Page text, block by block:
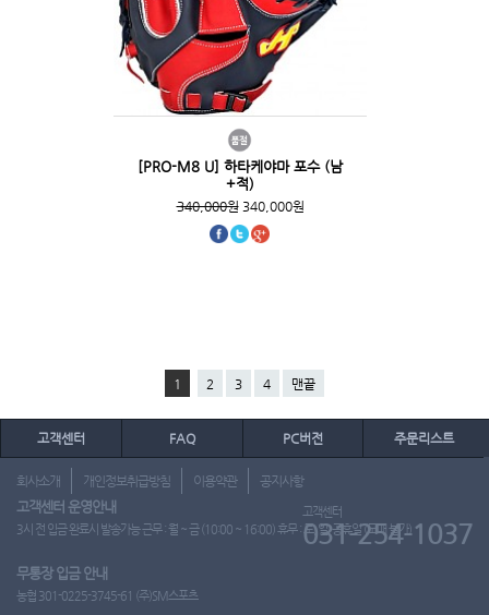
[PRO-M8 U] 하타케야마 포수 (남
+적)
340,000원340,000원
1 2 3 4 맨끝
고객센터 FAQ PC버전 주문리스트
회사소개 개인정보취급방침 이용약관 공지사항
고객센터 운영안내
3시 전 입금 완료시 발송가능 근무 : 월 ~ 금 (10:00 ~ 16:00) 휴무 : 토, 일, 공휴일 (도매 불가)
고객센터
031-254-1037
무통장 입금 안내
농협 301-0225-3745-61 (주)SM스포츠